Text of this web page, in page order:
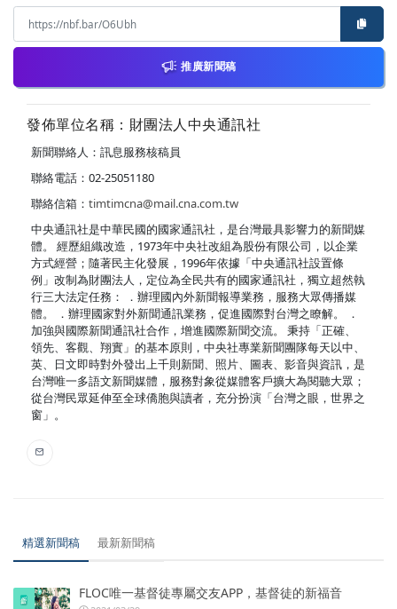
推廣新聞稿
發佈單位名稱：財團法人中央通訊社
新聞聯絡人：訊息服務核稿員
聯絡電話：02-25051180
聯絡信箱： timtimcna@mail.cna.com.tw
中央通訊社是中華民國的國家通訊社，是台灣最具影響力的新聞媒
體。 經歷組織改造，1973年中央社改組為股份有限公司，以企業
方式經營；隨著民主化發展，1996年依據「中央通訊社設置條
例」改制為財團法人，定位為全民共有的國家通訊社，獨立超然執
行三大法定任務： ．辦理國內外新聞報導業務，服務大眾傳播媒
體。 ．辦理國家對外新聞通訊業務，促進國際對台灣之瞭解。 ．
加強與國際新聞通訊社合作，增進國際新聞交流。 秉持「正確、
領先、客觀、翔實」的基本原則，中央社專業新聞團隊每天以中、
英、日文即時對外發出上千則新聞、照片、圖表、影音與資訊，是
台灣唯一多語文新聞媒體，服務對象從媒體客戶擴大為閱聽大眾；
從台灣民眾延伸至全球僑胞與讀者，充分扮演「台灣之眼，世界之
窗」。
精選新聞稿 最新新聞稿
FLOC唯一基督徒專屬交友APP，基督徒的新福音